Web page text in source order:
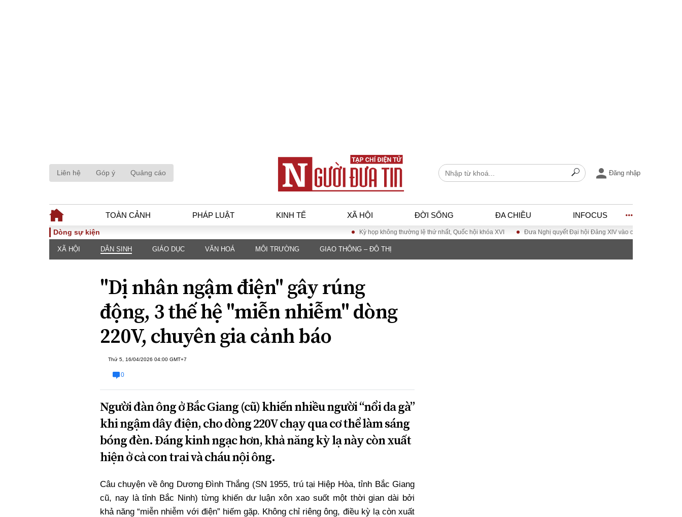
Liên hệ Góp ý Quảng cáo Đăng nhập
TOÀN CẢNH PHÁP LUẬT KINH TẾ XÃ HỘI ĐỜI SỐNG ĐA CHIỀU INFOCUS
TOÀN CẢNH
Chính sách
Đối thoại
PHÁP LUẬT
luật
Góc nhìn luật gia
Hồ sơ điều tra
Tiếng nói công dân
An ninh - Hình sự
KINH TẾ
Tài chính - Ngân
hàng
Kinh tế vĩ mô
nghiệp
ĐA CHIỀU
Quan điểm
Xi nhan Trái Phải
INFOCUS
Dòng sự kiện Kỳ họp không thường lệ thứ nhất, Quốc hội khóa XVI Đưa Nghị quyết Đại hội Đảng XIV vào cuộc sống
XÃ HỘI DÂN SINH GIÁO DỤC VĂN HOÁ MÔI TRƯỜNG GIAO THÔNG – ĐÔ THỊ
"Dị nhân ngậm điện" gây rúng
động, 3 thế hệ "miễn nhiễm" dòng
220V, chuyên gia cảnh báo
Thứ 5, 16/04/2026 04:00 GMT+7
0
Người đàn ông ở Bắc Giang (cũ) khiến nhiều người “nổi da gà”
khi ngậm dây điện, cho dòng 220V chạy qua cơ thể làm sáng
bóng đèn. Đáng kinh ngạc hơn, khả năng kỳ lạ này còn xuất
hiện ở cả con trai và cháu nội ông.
Câu chuyện về ông Dương Đình Thắng (SN 1955, trú tại Hiệp Hòa, tỉnh Bắc Giang
cũ, nay là tỉnh Bắc Ninh) từng khiến dư luận xôn xao suốt một thời gian dài bởi
khả năng “miễn nhiễm với điện” hiếm gặp. Không chỉ riêng ông, điều kỳ lạ còn xuất